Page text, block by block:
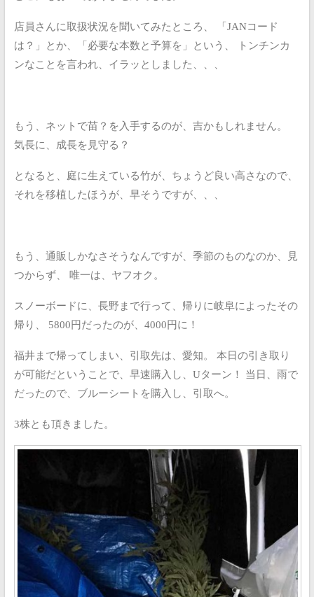
店員さんに取扱状況を聞いてみたところ、
「JANコード
は？」とか、「必要な本数と予算を」という、
トンチンカ
ンなことを言われ、イラッとしました、、、
もう、ネットで苗？を入手するのが、吉かもしれません。
気長に、成長を見守る？
となると、庭に生えている竹が、ちょうど良い高さなので、
それを移植したほうが、早そうですが、、、
もう、通販しかなさそうなんですが、季節のものなのか、見
つからず、
唯一は、ヤフオク。
スノーボードに、長野まで行って、帰りに岐阜によったその
帰り、
5800円だったのが、4000円に！
福井まで帰ってしまい、引取先は、愛知。
本日の引き取り
が可能だということで、早速購入し、Uターン！
当日、雨で
だったので、ブルーシートを購入し、引取へ。
3株とも頂きました。